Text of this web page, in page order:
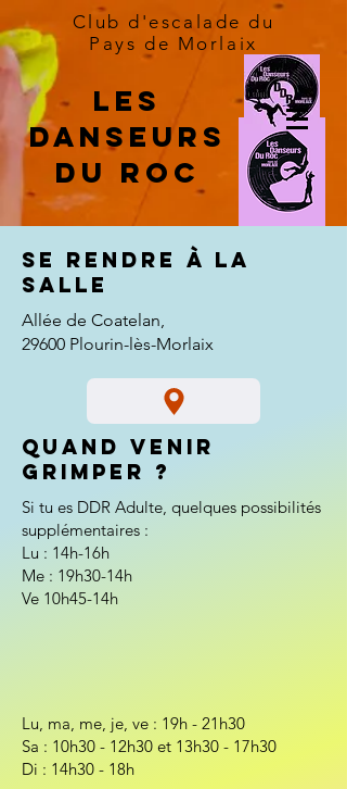
Club d'escalade du
Pays de Morlaix
Les
danseurs
du roc
Se rendre à la
salle
Allée de Coatelan,
29600 Plourin-lès-Morlaix
Quand venir
grimper ?
Si tu es DDR Adulte, quelques possibilités
supplémentaires :
Lu : 14h-16h
Me : 19h30-14h
Ve 10h45-14h
Lu, ma, me, je, ve : 19h - 21h30
Sa : 10h30 - 12h30 et 13h30 - 17h30
Di : 14h30 - 18h